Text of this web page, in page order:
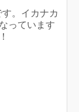
。イカナカ
っています